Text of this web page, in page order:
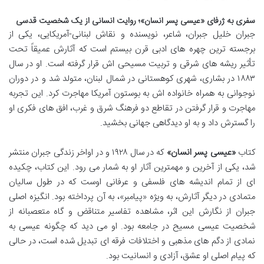
سفری به ژرفای «عیسی پسر انسان»؛ روایت انسانی از یک شخصیت قدسی
جبران خلیل جبران، شاعر، نویسنده و نقاش لبنانی-آمریکایی، یکی از
برجسته ترین چهره های ادبی قرن بیستم است که آثارش عمیقاً تحت
تأثیر ریشه های شرقی و تربیت مسیحی اش قرار گرفته است. او در سال
۱۸۸۳ در بشاری، شهری کوهستانی در شمال لبنان، متولد شد و در دوران
نوجوانی به همراه خانواده اش به بوستون آمریکا مهاجرت کرد. این تجربه
مهاجرت و قرار گرفتن در تقاطع دو فرهنگ شرق و غرب، افق های فکری او
را گسترش داد و به او دیدگاهی جهانی بخشید.
کتاب«عیسی پسر انسان»
که در سال ۱۹۲۸ و در اواخر زندگی جبران منتشر
شد، یکی از آخرین و مهمترین آثار او به شمار می رود. این کتاب، چکیده
ای از تمام اندیشه های فلسفی و عرفانی اوست که در طول سالیان
متمادی در دیگر آثارش، به ویژه «پیامبر»، به آن پرداخته بود. انگیزه اصلی
جبران از نگارش این اثر، مشاهده تفاسیر متناقض و گاه متعصبانه از
شخصیت عیسی مسیح در جامعه بود. او می دید که چگونه عیسی به
نمادی از دگم های مذهبی و اختلافات فرقه ای تبدیل شده است، در حالی
که پیام اصلی او عشق، آزادی و انسانیت بود.